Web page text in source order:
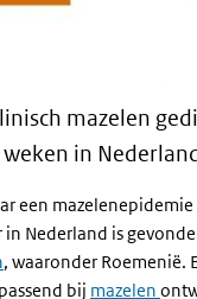
mazelen
in
een
Nederland is
, waaronder Roemenië.
bij mazelen